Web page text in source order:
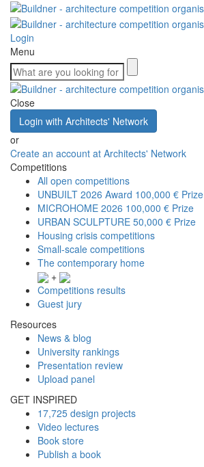
Login
Menu
Close
Login with Architects' Network
or
Create an account at Architects' Network
Competitions
All open competitions
UNBUILT 2026 Award 100,000 € Prize
MICROHOME 2026 100,000 € Prize
URBAN SCULPTURE 50,000 € Prize
Housing crisis competitions
Small-scale competitions
The contemporary home
+
Competitions results
Guest jury
Resources
News & blog
University rankings
Presentation review
Upload panel
GET INSPIRED
17,725 design projects
Video lectures
Book store
Publish a book